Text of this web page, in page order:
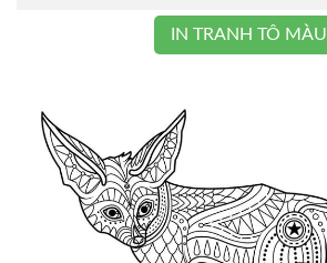
IN TRANH TÔ MÀU